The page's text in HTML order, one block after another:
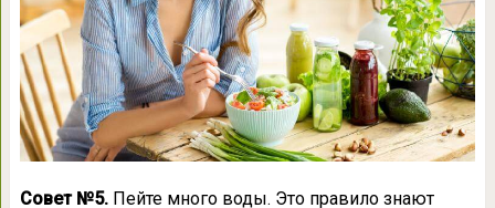
Совет №5. Пейте много воды. Это правило знают